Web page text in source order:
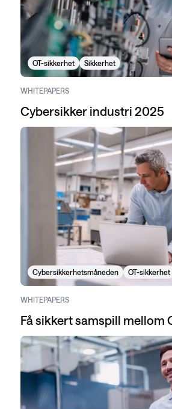
OT-sikkerhet Sikkerhet
WHITEPAPERS
Cybersikker industri 2025
Cybersikkerhetsmåneden OT-sikkerhet
WHITEPAPERS
Få sikkert samspill mellom